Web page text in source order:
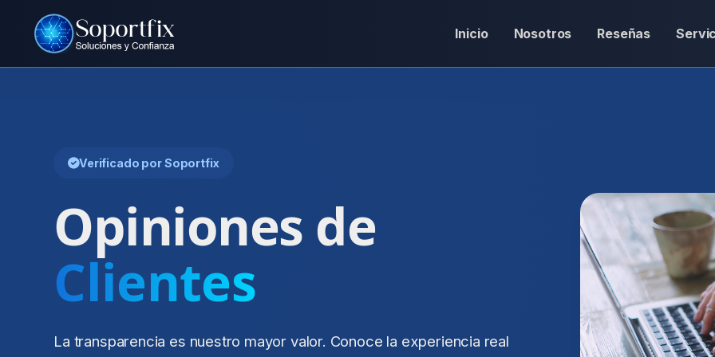
Inicio Nosotros Reseñas
Verificado por Soportfix
Opiniones de
Clientes
La transparencia es nuestro mayor valor. Conoce la experiencia real